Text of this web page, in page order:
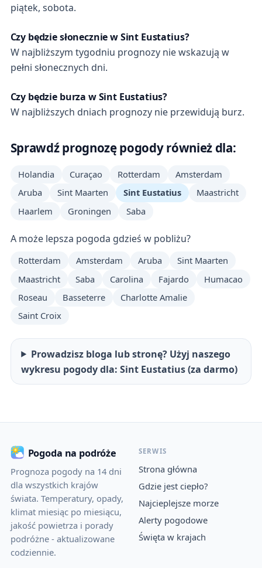
piątek, sobota.
Czy będzie słonecznie w Sint Eustatius?
W najbliższym tygodniu prognozy nie wskazują w
pełni słonecznych dni.
Czy będzie burza w Sint Eustatius?
W najbliższych dniach prognozy nie przewidują burz.
Sprawdź prognozę pogody również dla:
Holandia Curaçao Rotterdam
Amsterdam
Aruba
Sint Maarten Sint Eustatius
Maastricht
Haarlem
Groningen Saba
A może lepsza pogoda gdzieś w pobliżu?
Rotterdam Amsterdam Aruba
Sint Maarten
Maastricht
Saba Carolina Fajardo
Humacao
Roseau
Basseterre
Charlotte Amalie
Saint Croix
Prowadzisz bloga lub stronę? Użyj naszego
wykresu pogody dla: Sint Eustatius (za darmo)
Pogoda na podróże
Prognoza pogody na 14 dni
dla wszystkich krajów
świata. Temperatury, opady,
klimat miesiąc po miesiącu,
jakość powietrza i porady
podróżne - aktualizowane
codziennie.
SERWIS
Strona główna
Gdzie jest ciepło?
Najcieplejsze morze
Alerty pogodowe
Święta w krajach